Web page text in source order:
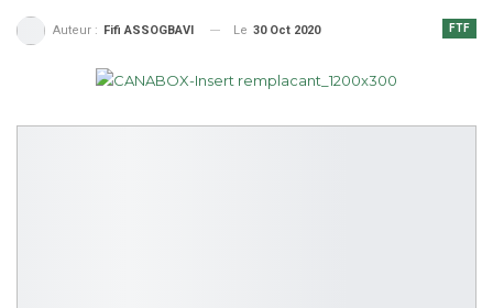
FTF
Auteur : Fifi ASSOGBAVI Le 30 Oct 2020